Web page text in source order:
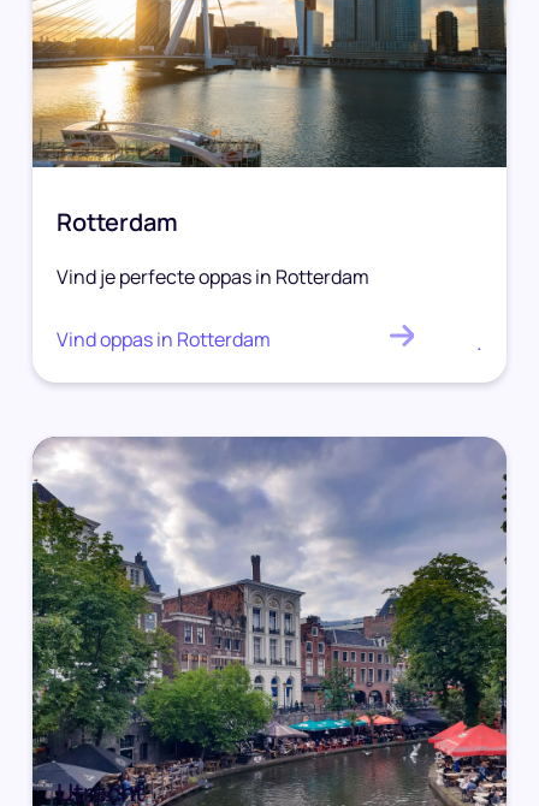
Rotterdam
Vind je perfecte oppas in Rotterdam
Vind oppas in Rotterdam .
Utrecht